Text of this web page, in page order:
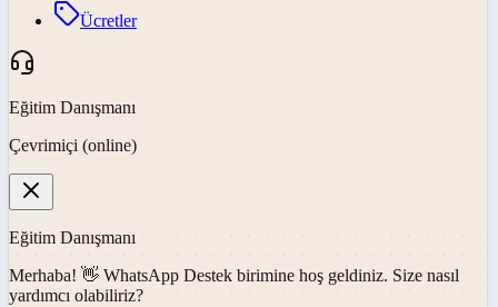
Ücretler
Eğitim Danışmanı
Çevrimiçi (online)
Eğitim Danışmanı
Merhaba! 👋 WhatsApp Destek birimine hoş geldiniz. Size nasıl
yardımcı olabiliriz?